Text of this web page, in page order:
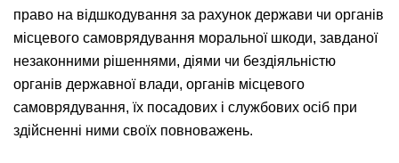
право на відшкодування за рахунок держави чи органів
місцевого самоврядування моральної шкоди, завданої
незаконними рішеннями, діями чи бездіяльністю
органів державної влади, органів місцевого
самоврядування, їх посадових і службових осіб при
здійсненні ними своїх повноважень.